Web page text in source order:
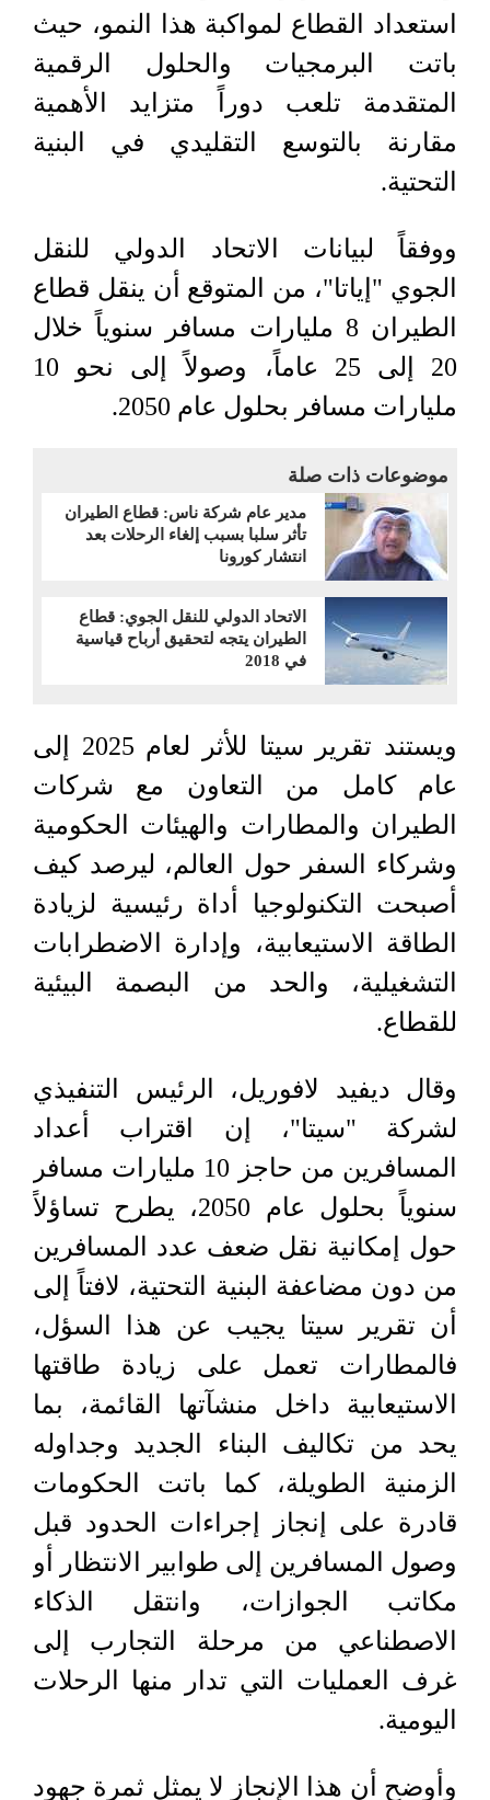
استعداد القطاع لمواكبة هذا النمو، حيث
باتت البرمجيات والحلول الرقمية
المتقدمة تلعب دوراً متزايد الأهمية
مقارنة بالتوسع التقليدي في البنية
التحتية.
ووفقاً لبيانات الاتحاد الدولي للنقل
الجوي "إياتا"، من المتوقع أن ينقل قطاع
الطيران 8 مليارات مسافر سنوياً خلال
20 إلى 25 عاماً، وصولاً إلى نحو 10
مليارات مسافر بحلول عام 2050.
موضوعات ذات صلة
مدير عام شركة ناس: قطاع الطيران
تأثر سلبا بسبب إلغاء الرحلات بعد
انتشار كورونا
الاتحاد الدولي للنقل الجوي: قطاع
الطيران يتجه لتحقيق أرباح قياسية
في 2018
ويستند تقرير سيتا للأثر لعام 2025 إلى
عام كامل من التعاون مع شركات
الطيران والمطارات والهيئات الحكومية
وشركاء السفر حول العالم، ليرصد كيف
أصبحت التكنولوجيا أداة رئيسية لزيادة
الطاقة الاستيعابية، وإدارة الاضطرابات
التشغيلية، والحد من البصمة البيئية
للقطاع.
وقال ديفيد لافوريل، الرئيس التنفيذي
لشركة "سيتا"، إن اقتراب أعداد
المسافرين من حاجز 10 مليارات مسافر
سنوياً بحلول عام 2050، يطرح تساؤلاً
حول إمكانية نقل ضعف عدد المسافرين
من دون مضاعفة البنية التحتية، لافتاً إلى
أن تقرير سيتا يجيب عن هذا السؤل،
فالمطارات تعمل على زيادة طاقتها
الاستيعابية داخل منشآتها القائمة، بما
يحد من تكاليف البناء الجديد وجداوله
الزمنية الطويلة، كما باتت الحكومات
قادرة على إنجاز إجراءات الحدود قبل
وصول المسافرين إلى طوابير الانتظار أو
مكاتب الجوازات، وانتقل الذكاء
الاصطناعي من مرحلة التجارب إلى
غرف العمليات التي تدار منها الرحلات
اليومية.
وأوضح أن هذا الإنجاز لا يمثل ثمرة جهود